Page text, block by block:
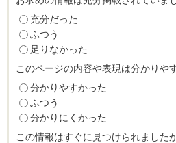
充分だった
ふつう
足りなかった
このページの内容や表現は分かりや
分かりやすかった
ふつう
分かりにくかった
この情報はすぐに見つけられました